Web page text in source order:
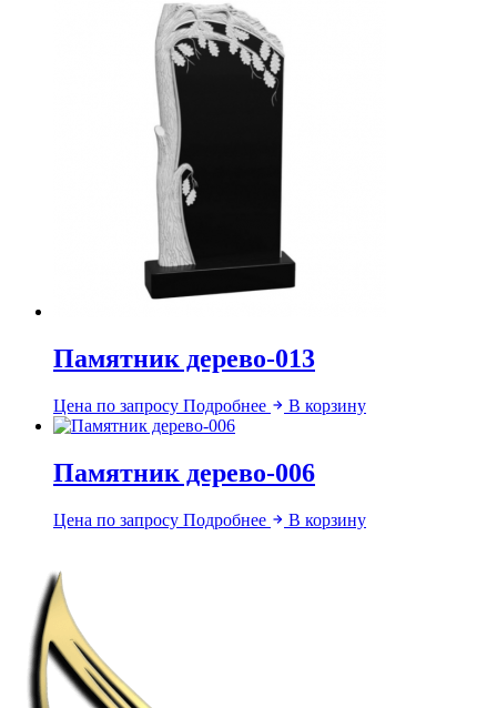
Памятник дерево-013
Цена по запросу Подробнее В корзину
Памятник дерево-006
Цена по запросу Подробнее В корзину